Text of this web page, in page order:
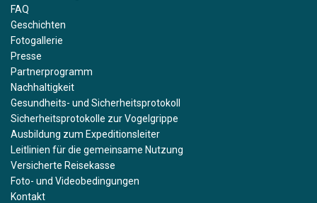
FAQ
Geschichten
Fotogallerie
Presse
Partnerprogramm
Nachhaltigkeit
Gesundheits- und Sicherheitsprotokoll
Sicherheitsprotokolle zur Vogelgrippe
Ausbildung zum Expeditionsleiter
Leitlinien für die gemeinsame Nutzung
Versicherte Reisekasse
Foto- und Videobedingungen
Kontakt